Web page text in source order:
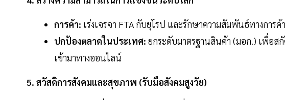
การค้า: เร่งเจรจา FTA กับยุโรป และรักษาความสัมพันธ์ทางการค้
ปกป้องตลาดในประเทศ: ยกระดับมาตรฐานสินค้า (มอก.) เพื่อ
เข้ามาทางออนไลน์
5. สวัสดิการสังคมและสุขภาพ (รับมือสังคมสูงวัย)